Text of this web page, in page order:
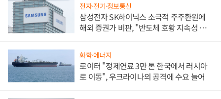
전자·전기·정보통신
삼성전자 SK하이닉스 소극적 주주환원에
해외 증권가 비판, "반도체 호황 지속성 의
화학·에너지
로이터 "정제연료 3만 톤 한국에서 러시아
로 이동", 우크라이나의 공격에 수요 늘어